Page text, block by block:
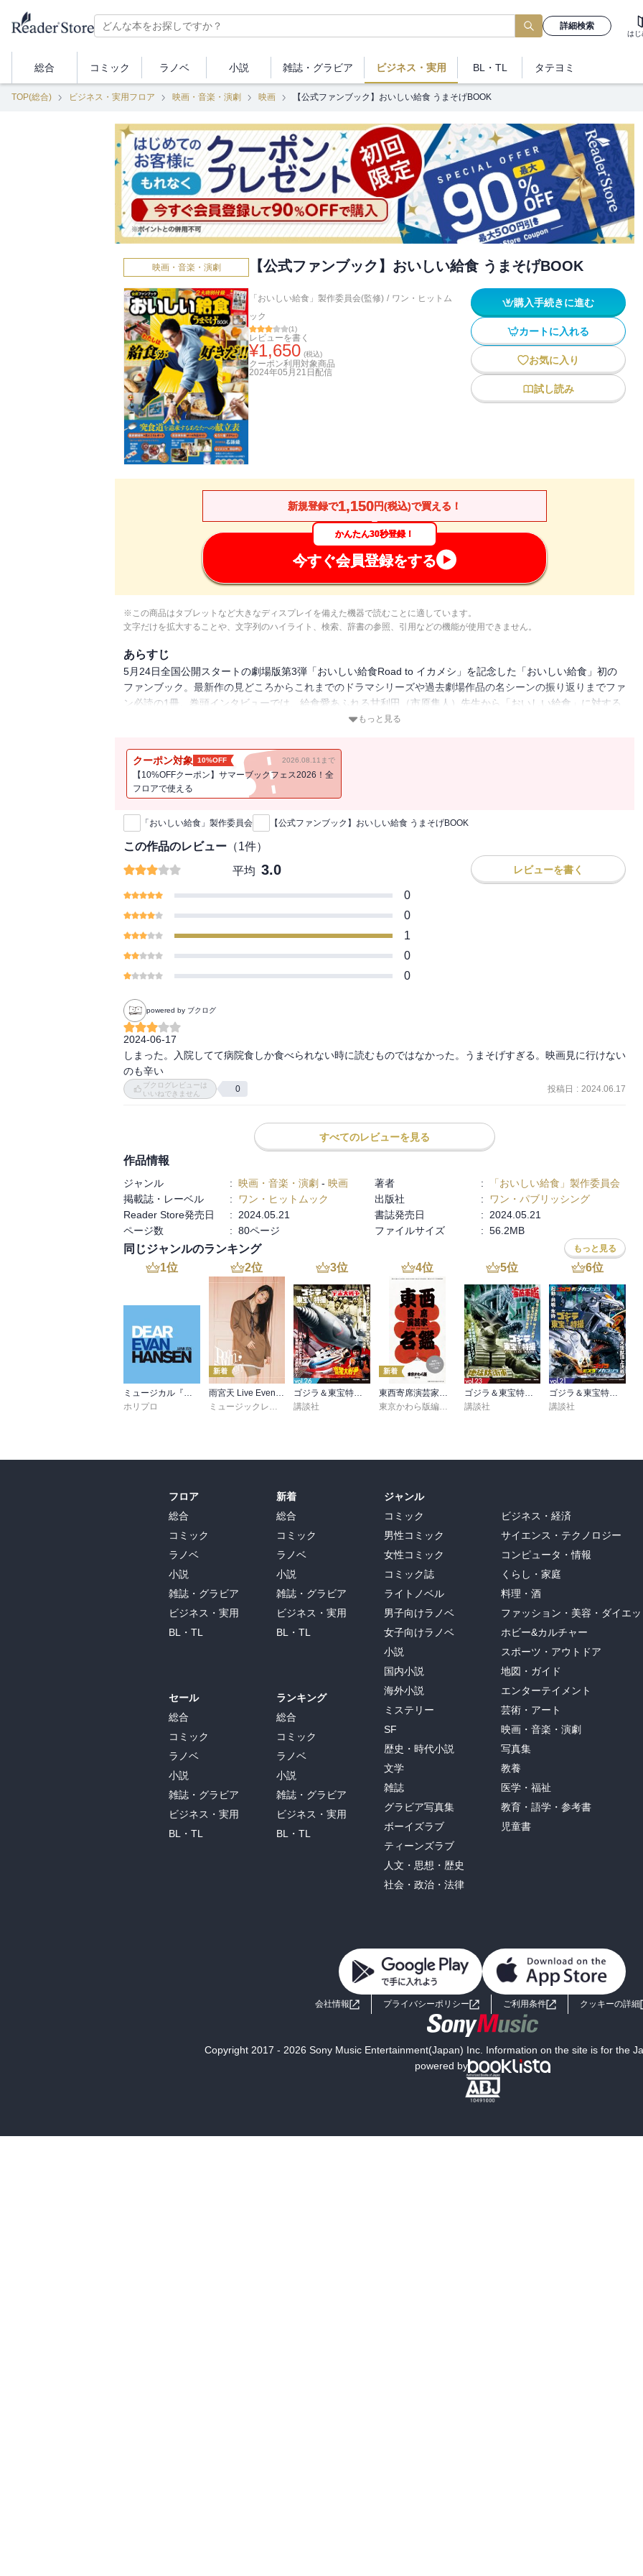
詳細検索
はじ
総合 コミック ラノベ 小説 雑誌・ グラビア ビジネス ・実用 BL・TL タテヨミ
TOP(総合) ビジネス・実用フロア 映画・音楽・演劇 映画 【公式ファンブック】おいしい給食 うまそげBOOK
映画・音楽・演劇 【公式ファンブック】おいしい給食 うまそげBOOK
「おいしい給食」製作委員会(監修) / ワン・ヒットム
ック
(1)
レビューを書く
¥1,650 (税込)
クーポン利用対象商品
2024年05月21日 配信
購入手続きに進む
カートに入れる
お気に入り
試し読み
新規登録で1,150円(税込)で買える！
かんたん30秒登録！
今すぐ会員登録をする
※この商品はタブレットなど大きなディスプレイを備えた機器で読むことに適しています。
文字だけを拡大することや、文字列のハイライト、検索、辞書の参照、引用などの機能が使用できません。
あらすじ
5月24日全国公開スタートの劇場版第3弾「おいしい給食Road to イカメシ」を記念した「おいしい給食」初の
ファンブック。最新作の見どころからこれまでのドラマシリーズや過去劇場作品の名シーンの振り返りまでファ
ン必読の1冊。巻頭インタビューでは、給食愛あふれる甘利田（市原隼人）先生から「おいしい給食」に対する
熱い想いをお届け。名言をあつめた特製シールと特製インスタ映えシートの2大付録付き。
※電子版では紙版とは内容が一部異なり、掲載されないページがあります。
※電子版では付録を掲載しておりますが、取り外すことはできません。
※電子版ではプレゼント企画を実施しておりません。ご了承ください。
もっと見る
クーポン対象 10%OFF 2026.08.11まで
【10%OFFクーポン】サマーブックフェス2026！全
フロアで使える
新刊通知
「おいしい給食」製作委員会 【公式ファンブック】おいしい給食 うまそげBOOK
この作品のレビュー （1件）
平均 3.0 レビューを書く
0
0
1
0
0
powered by ブクログ
2024-06-17
しまった。入院してて病院食しか食べられない時に読むものではなかった。うまそげすぎる。映画見に行けない
のも辛い
ブクログレビューは
いいねできません
0 投稿日 : 2024.06.17
すべてのレビューを見る
作品情報
ジャンル : 映画・音楽・演劇 - 映画 著者 :
「おいしい給食」製作委員会
掲載誌・レーベル
: ワン・ヒットムック 出版社 :
ワン・パブリッシング
Reader Store発売日
: 2024.05.21 書誌発売日 :
2024.05.21
ページ数
: 80ページ ファイルサイズ : 56.2MB
同じジャンルのランキング もっと見る
1位
ミュージカル『ディア・エヴァン・ハンセン』公演プログラム －稽古場写真ver.&舞台写真ver. 合本－
ホリプロ
2位
新着
雨宮天 Live Event 2026 -Room Theory- パンフレット
ミュージックレイン
3位
ゴジラ＆東宝特撮 ＯＦＦＩＣＩＡＬ ＭＯＯＫ ｖｏｌ．２６ 宇宙大戦争／惑星大戦争
講談社
4位
新着
東西寄席演芸家名鑑3
東京かわら版編集部
5位
ゴジラ＆東宝特撮 ＯＦＦＩＣＩＡＬ ＭＯＯＫ ｖｏｌ．２３ 地球防衛軍／海底軍艦
講談社
6位
ゴジラ＆東宝特撮 ＯＦＦＩＣＩＡＬ ＭＯＯＫ ｖｏｌ．２１ ゴジラ×メカゴジラ／ゴジラ×モスラ×メカゴジラ 東京ＳＯＳ
講談社
フロア
総合
コミック
ラノベ
小説
雑誌・グラビア
ビジネス・実用
BL・TL
セール
総合
コミック
ラノベ
小説
雑誌・グラビア
ビジネス・実用
BL・TL
新着
総合
コミック
ラノベ
小説
雑誌・グラビア
ビジネス・実用
BL・TL
ランキング
総合
コミック
ラノベ
小説
雑誌・グラビア
ビジネス・実用
BL・TL
ジャンル
コミック
男性コミック
女性コミック
コミック誌
ライトノベル
男子向けラノベ
女子向けラノベ
小説
国内小説
海外小説
ミステリー
SF
歴史・時代小説
文学
雑誌
グラビア写真集
ボーイズラブ
ティーンズラブ
人文・思想・歴史
社会・政治・法律
ビジネス・経済
サイエンス・テクノロジー
コンピュータ・情報
くらし・家庭
料理・酒
ファッション・美容・ダイエ
ホビー&カルチャー
スポーツ・アウトドア
地図・ガイド
エンターテイメント
芸術・アート
映画・音楽・演劇
写真集
教養
医学・福祉
教育・語学・参考書
児童書
会社情報 プライバシーポリシー ご利用条件 クッキーの詳細
Copyright 2017 - 2026 Sony Music Entertainment(Japan) Inc. Information on the site is for the
powered by